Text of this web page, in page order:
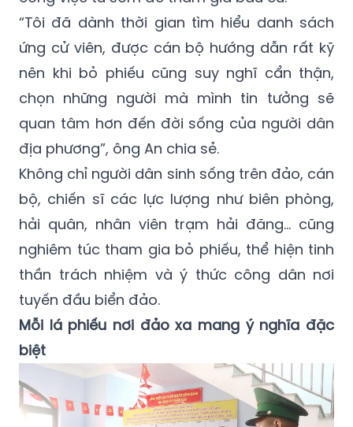
“Tôi đã dành thời gian tìm hiểu danh sách
ứng cử viên, được cán bộ hướng dẫn rất kỹ
nên khi bỏ phiếu cũng suy nghĩ cẩn thận,
chọn những người mà mình tin tưởng sẽ
quan tâm hơn đến đời sống của người dân
địa phương”, ông An chia sẻ.
Không chỉ người dân sinh sống trên đảo, cán
bộ, chiến sĩ các lực lượng như biên phòng,
hải quân, nhân viên trạm hải đăng… cũng
nghiêm túc tham gia bỏ phiếu, thể hiện tinh
thần trách nhiệm và ý thức công dân nơi
tuyến đầu biển đảo.
Mỗi lá phiếu nơi đảo xa mang ý nghĩa đặc
biệt